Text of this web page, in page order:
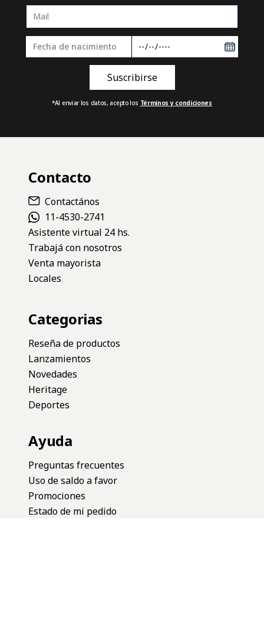
*Al enviar los datos, acepto los Términos y condiciones
Contacto
Contactános
11-4530-2741
Asistente virtual 24 hs.
Trabajá con nosotros
Venta mayorista
Locales
Categorias
Reseña de productos
Lanzamientos
Novedades
Heritage
Deportes
Ayuda
Preguntas frecuentes
Uso de saldo a favor
Promociones
Estado de mi pedido